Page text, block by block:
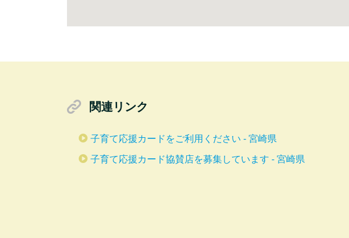
関連リンク
子育て応援カードをご利用ください - 宮崎県
子育て応援カード協賛店を募集しています - 宮崎県